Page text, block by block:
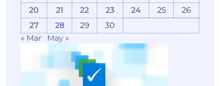
20
21 22 23 24 25
26
27
28 29
30
« Mar
May »